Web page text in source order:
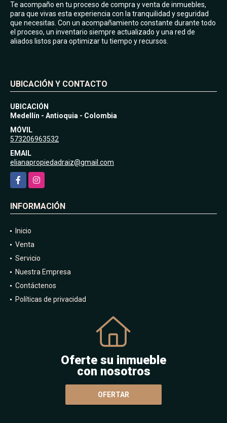
Te acompaño en tu proceso de compra y venta de inmuebles,
para que vivas esta experiencia con la tranquilidad y seguridad
que necesitas. Con un acompañamiento constante durante todo
el proceso, un inventario siempre actualizado y una red de
aliados listos para optimizar tu tiempo y recursos.
UBICACIÓN Y CONTACTO
UBICACIÓN
Medellín - Antioquia - Colombia
MÓVIL
573206963532
EMAIL
elianapropiedadraiz@gmail.com
FacebookInstagram
INFORMACIÓN
Inicio
Venta
Servicio
Nuestra Empresa
Contáctenos
Políticas de privacidad
Oferte su inmueble
con nosotros
OFERTAR